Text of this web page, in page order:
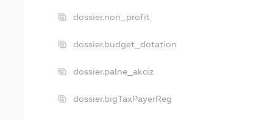
dossier.non_profit
dossier.budget_dotation
dossier.palne_akciz
dossier.bigTaxPayerReg